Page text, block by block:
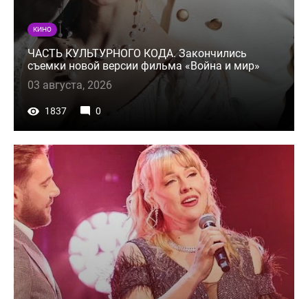
КИНО
ЧАСТЬ КУЛЬТУРНОГО КОДА. Закончились
съемки новой версии фильма «Война и мир»
03 августа, 2026
1837 0